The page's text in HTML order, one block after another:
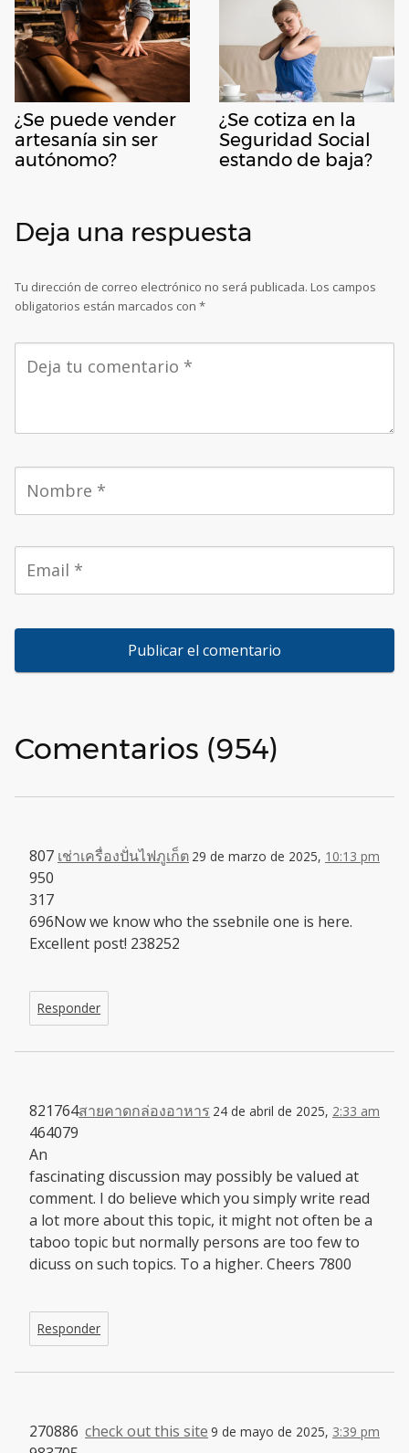
¿Se puede vender
artesanía sin ser
autónomo?
¿Se cotiza en la
Seguridad Social
estando de baja?
Deja una respuesta
Tu dirección de correo electrónico no será publicada. Los campos
obligatorios están marcados con *
Comentarios (954)
เช่าเครื่องปั่นไฟภูเก็ต 29 de marzo de 2025, 10:13 pm
807
950
317
696Now we know who the ssebnile one is here.
Excellent post! 238252
Responder
สายคาดกล่องอาหาร 24 de abril de 2025, 2:33 am
821764
464079
An
fascinating discussion may possibly be valued at
comment. I do believe which you simply write read
a lot more about this topic, it might not often be a
taboo topic but normally persons are too few to
dicuss on such topics. To a higher. Cheers 7800
Responder
check out this site 9 de mayo de 2025, 3:39 pm
270886